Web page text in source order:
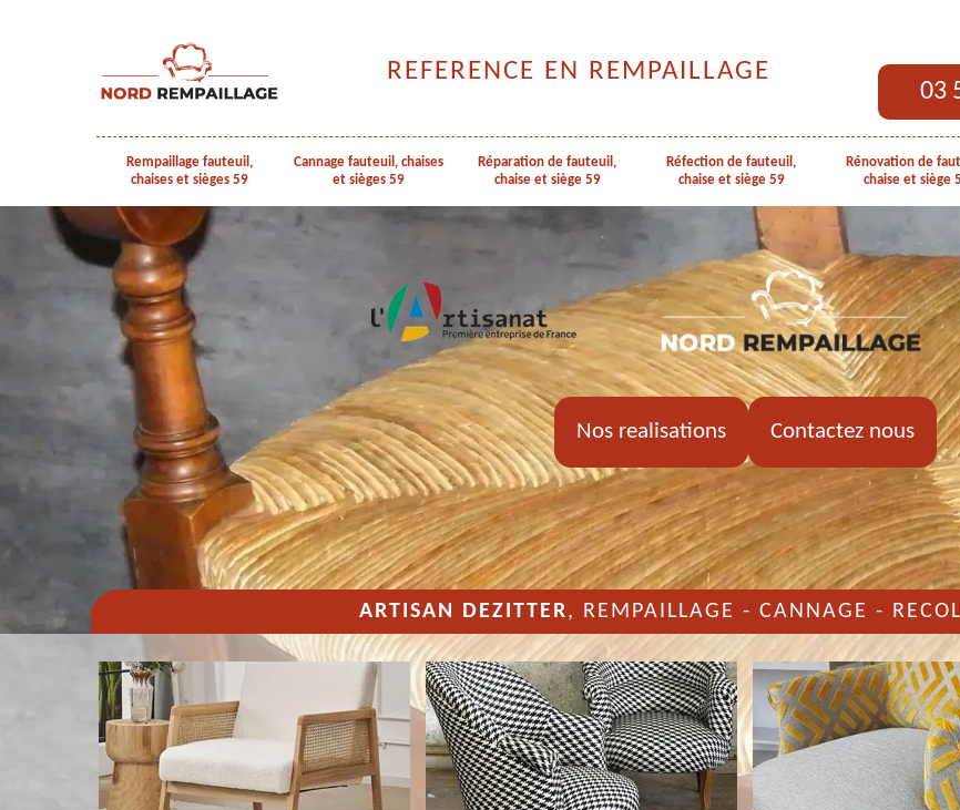
REFERENCE EN REMPAILLAGE
03
Rempaillage fauteuil,
chaises et sièges 59
Cannage fauteuil, chaises
et sièges 59
Réparation de fauteuil,
chaise et siège 59
Réfection de fauteuil,
chaise et siège 59
Rénovation de
chaise et siège
Nos realisations Contactez nous
ARTISAN DEZITTER, REMPAILLAGE - CANNAGE -